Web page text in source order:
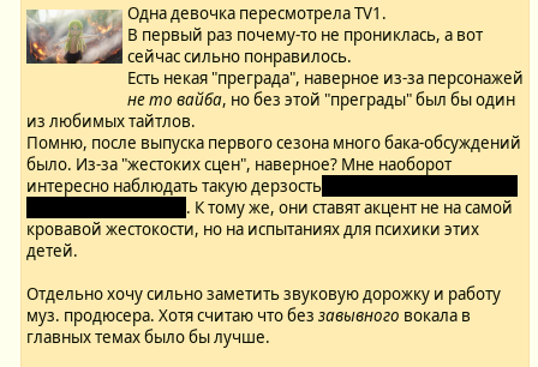
Одна девочка пересмотрела TV1.
В первый раз почему-то не прониклась, а вот
сейчас сильно понравилось.
Есть некая "преграда", наверное из-за персонажей
не то вайба, но без этой "преграды" был бы один
из любимых тайтлов.
Помню, после выпуска первого сезона много бака-обсуждений
было. Из-за "жестоких сцен", наверное? Мне наоборот
интересно наблюдать такую дерзость
. К тому же, они ставят акцент не на самой
кровавой жестокости, но на испытаниях для психики этих
детей.
Отдельно хочу сильно заметить звуковую дорожку и работу
муз. продюсера. Хотя считаю что без завывного вокала в
главных темах было бы лучше.